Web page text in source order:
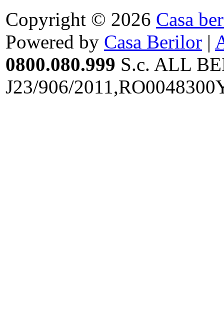
Copyright © 2026 Casa
Powered by Casa Berilor |
0800.080.999 S.c. ALL
J23/906/